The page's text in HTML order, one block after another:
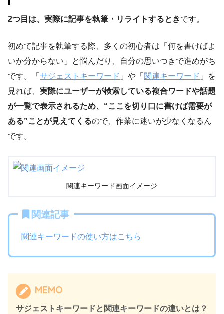
2つ目は、実際に記事を執筆・リライトするときです。
初めて記事を執筆する際、多くの初心者は「何を書けばよ
いか分からない」と悩んだり、自分の思いつきで進めがち
です。「 サジェストキーワード 」や「 関連キーワード 」を
見れば、 実際にユーザーが検索している複合ワードや話題
が一覧で表示されるため、“ここを切り口に書けば需要が
ある”ことが見えてくるので、作業に迷いが少なくなるん
です。
関連キーワード画面イメージ
関連記事
関連キーワードの使い方はこちら
MEMO
サジェストキーワードと関連キーワードの違いとは？